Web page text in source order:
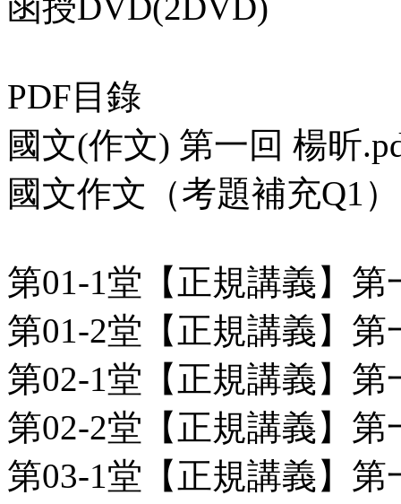
函授DVD(2DVD)
PDF目錄
國文(作文) 第一回 楊昕
國文作文（考題補充Q1
第01-1堂【正規講義】
第01-2堂【正規講義】第
第02-1堂【正規講義】第
第02-2堂【正規講義】第
第03-1堂【正規講義】第